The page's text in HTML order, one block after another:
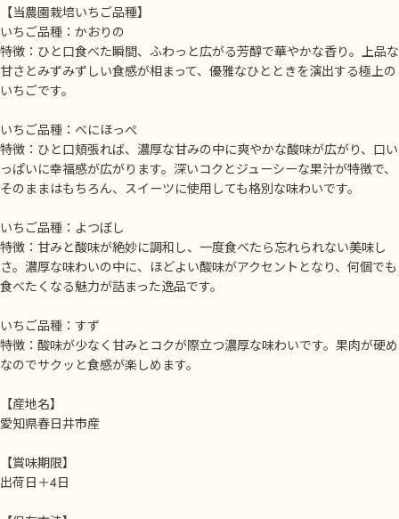
【当農園栽培いちご品種】
いちご品種：かおりの
特徴：ひと口食べた瞬間、ふわっと広がる芳醇で華やかな香り。上品な
甘さとみずみずしい食感が相まって、優雅なひとときを演出する極上の
いちごです。
いちご品種：べにほっぺ
特徴：ひと口頬張れば、濃厚な甘みの中に爽やかな酸味が広がり、口い
っぱいに幸福感が広がります。深いコクとジューシーな果汁が特徴で、
そのままはもちろん、スイーツに使用しても格別な味わいです。
いちご品種：よつぼし
特徴：甘みと酸味が絶妙に調和し、一度食べたら忘れられない美味し
さ。濃厚な味わいの中に、ほどよい酸味がアクセントとなり、何個でも
食べたくなる魅力が詰まった逸品です。
いちご品種：すず
特徴：酸味が少なく甘みとコクが際立つ濃厚な味わいです。果肉が硬め
なのでサクッと食感が楽しめます。
【産地名】
愛知県春日井市産
【賞味期限】
出荷日＋4日